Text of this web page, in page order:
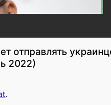
отправлять
2022)
.